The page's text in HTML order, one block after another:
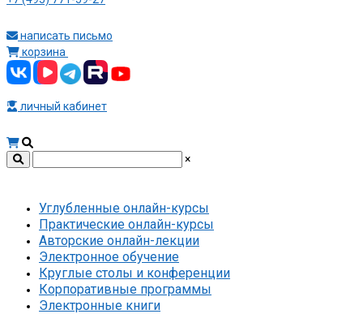
написать письмо
корзина
личный кабинет
×
Углубленные онлайн-курсы
Практические онлайн-курсы
Авторские онлайн-лекции
Электронное обучение
Круглые столы и конференции
Корпоративные программы
Электронные книги